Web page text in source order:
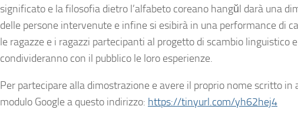
significato e la filosofia dietro l’alfabeto coreano hangŭl darà una
delle persone intervenute e infine si esibirà in una performance di
le ragazze e i ragazzi partecipanti al progetto di scambio linguistico
condivideranno con il pubblico le loro esperienze.
Per partecipare alla dimostrazione e avere il proprio nome scritto
modulo Google a questo indirizzo: https://tinyurl.com/yh62hej4